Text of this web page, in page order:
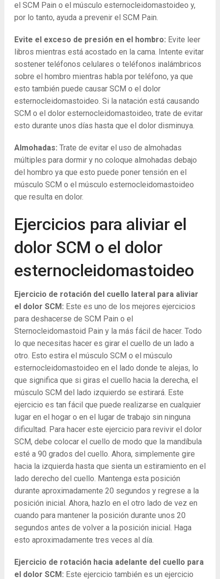
el SCM Pain o el músculo esternocleidomastoideo y,
por lo tanto, ayuda a prevenir el SCM Pain.
Evite el exceso de presión en el hombro: Evite leer
libros mientras está acostado en la cama. Intente evitar
sostener teléfonos celulares o teléfonos inalámbricos
sobre el hombro mientras habla por teléfono, ya que
esto también puede causar SCM o el dolor
esternocleidomastoideo. Si la natación está causando
SCM o el dolor esternocleidomastoideo, trate de evitar
esto durante unos días hasta que el dolor disminuya.
Almohadas: Trate de evitar el uso de almohadas
múltiples para dormir y no coloque almohadas debajo
del hombro ya que esto puede poner tensión en el
músculo SCM o el músculo esternocleidomastoideo
que resulta en dolor.
Ejercicios para aliviar el
dolor SCM o el dolor
esternocleidomastoideo
Ejercicio de rotación del cuello lateral para aliviar
el dolor SCM: Este es uno de los mejores ejercicios
para deshacerse de SCM Pain o el
Sternocleidomastoid Pain y la más fácil de hacer. Todo
lo que necesitas hacer es girar el cuello de un lado a
otro. Esto estira el músculo SCM o el músculo
esternocleidomastoideo en el lado donde te alejas, lo
que significa que si giras el cuello hacia la derecha, el
músculo SCM del lado izquierdo se estirará. Este
ejercicio es tan fácil que puede realizarse en cualquier
lugar en el hogar o en el lugar de trabajo sin ninguna
dificultad. Para hacer este ejercicio para revivir el dolor
SCM, debe colocar el cuello de modo que la mandíbula
esté a 90 grados del cuello. Ahora, simplemente gire
hacia la izquierda hasta que sienta un estiramiento en el
lado derecho del cuello. Mantenga esta posición
durante aproximadamente 20 segundos y regrese a la
posición inicial. Ahora, hazlo en el otro lado de vez en
cuando para mantener la posición durante unos 20
segundos antes de volver a la posición inicial. Haga
esto aproximadamente tres veces al día.
Ejercicio de rotación hacia adelante del cuello para
el dolor SCM: Este ejercicio también es un ejercicio